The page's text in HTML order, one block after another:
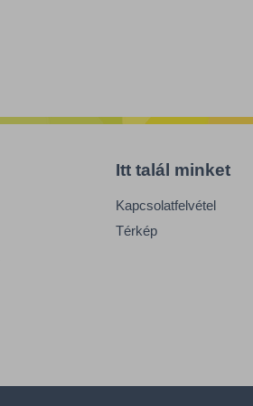
Itt talál minket
Kapcsolatfelvétel
Térkép